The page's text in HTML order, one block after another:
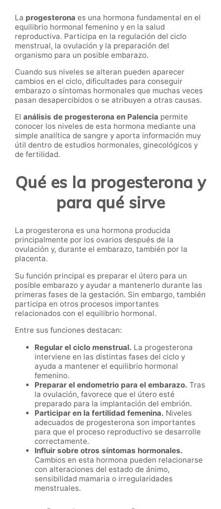
La progesterona es una hormona fundamental en el
equilibrio hormonal femenino y en la salud
reproductiva. Participa en la regulación del ciclo
menstrual, la ovulación y la preparación del
organismo para un posible embarazo.
Cuando sus niveles se alteran pueden aparecer
cambios en el ciclo, dificultades para conseguir
embarazo o síntomas hormonales que muchas veces
pasan desapercibidos o se atribuyen a otras causas.
El análisis de progesterona en Palencia permite
conocer los niveles de esta hormona mediante una
simple analítica de sangre y aporta información muy
útil dentro de estudios hormonales, ginecológicos y
de fertilidad.
Qué es la progesterona y
para qué sirve
La progesterona es una hormona producida
principalmente por los ovarios después de la
ovulación y, durante el embarazo, también por la
placenta.
Su función principal es preparar el útero para un
posible embarazo y ayudar a mantenerlo durante las
primeras fases de la gestación. Sin embargo, también
participa en otros procesos importantes
relacionados con el equilibrio hormonal.
Entre sus funciones destacan:
Regular el ciclo menstrual. La progesterona
interviene en las distintas fases del ciclo y
ayuda a mantener el equilibrio hormonal
femenino.
Preparar el endometrio para el embarazo. Tras
la ovulación, favorece que el útero esté
preparado para la implantación del embrión.
Participar en la fertilidad femenina. Niveles
adecuados de progesterona son importantes
para que el proceso reproductivo se desarrolle
correctamente.
Influir sobre otros síntomas hormonales.
Cambios en esta hormona pueden relacionarse
con alteraciones del estado de ánimo,
sensibilidad mamaria o irregularidades
menstruales.